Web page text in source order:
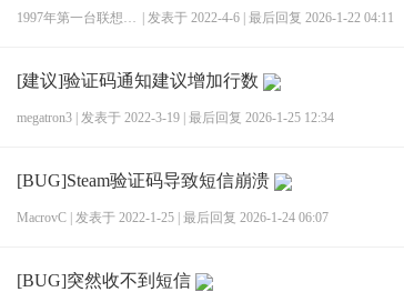
1997年第一台联想电脑 发表于 2022-4-6 最后回复 2026-1-22 04:11
[建议]验证码通知建议增加行数
megatron3 发表于 2022-3-19 最后回复 2026-1-25 12:34
[BUG]Steam验证码导致短信崩溃
MacrovC 发表于 2022-1-25 最后回复 2026-1-24 06:07
[BUG]突然收不到短信